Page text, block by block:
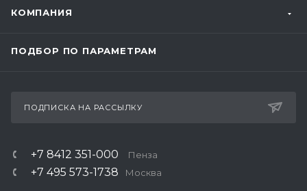
КОМПАНИЯ
ПОДБОР ПО ПАРАМЕТРАМ
ПОДПИСКА НА РАССЫЛКУ
+7 8412 351-000 Пенза
+7 495 573-1738 Москва